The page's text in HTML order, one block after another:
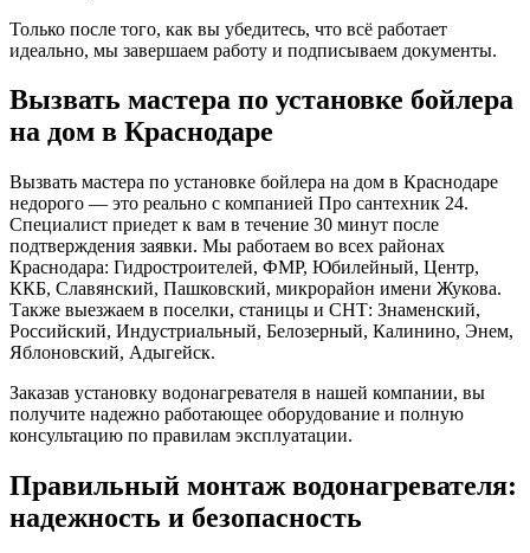
Только после того, как вы убедитесь, что всё работает
идеально, мы завершаем работу и подписываем документы.
Вызвать мастера по установке бойлера
на дом в Краснодаре
Вызвать мастера по установке бойлера на дом в Краснодаре
недорого — это реально с компанией Про сантехник 24.
Специалист приедет к вам в течение 30 минут после
подтверждения заявки. Мы работаем во всех районах
Краснодара: Гидростроителей, ФМР, Юбилейный, Центр,
ККБ, Славянский, Пашковский, микрорайон имени Жукова.
Также выезжаем в поселки, станицы и СНТ: Знаменский,
Российский, Индустриальный, Белозерный, Калинино, Энем,
Яблоновский, Адыгейск.
Заказав установку водонагревателя в нашей компании, вы
получите надежно работающее оборудование и полную
консультацию по правилам эксплуатации.
Правильный монтаж водонагревателя:
надежность и безопасность